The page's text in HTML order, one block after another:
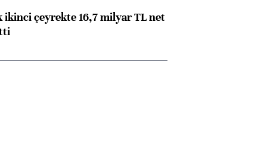
ikinci çeyrekte 16,7 milyar TL net